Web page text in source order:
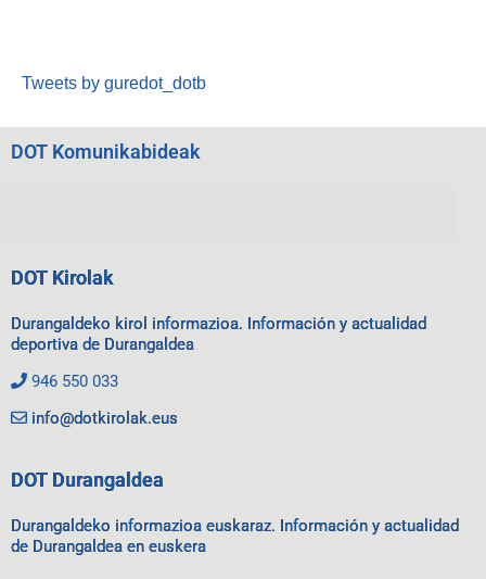
Tweets by guredot_dotb
DOT Komunikabideak
DOT Kirolak
Durangaldeko kirol informazioa. Información y actualidad
deportiva de Durangaldea
946 550 033
info@dotkirolak.eus
DOT Durangaldea
Durangaldeko informazioa euskaraz. Información y actualidad
de Durangaldea en euskera